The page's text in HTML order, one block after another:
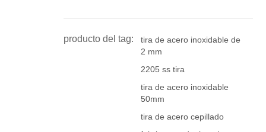
producto del tag:
tira de acero inoxidable de
2 mm
2205 ss tira
tira de acero inoxidable
50mm
tira de acero cepillado